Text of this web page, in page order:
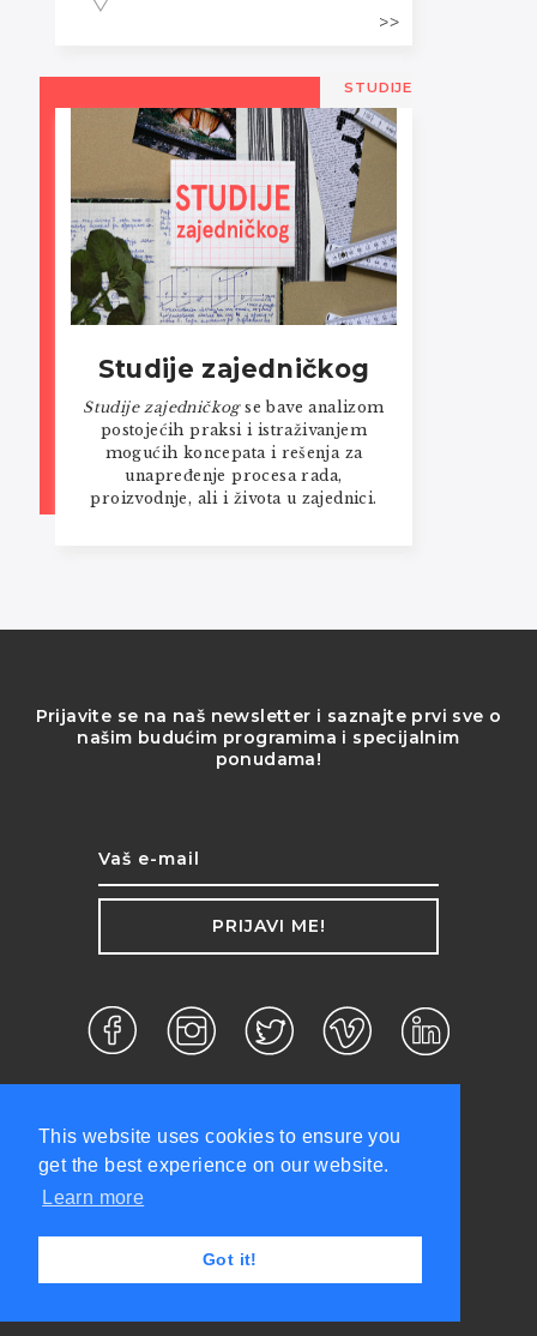
This website uses cookies to ensure you
get the best experience on our website.
Learn more
Got it!
STUDIJE
Studije zajedničkog
Studije zajedničkogse bave analizom
postojećih praksi i istraživanjem
mogućih koncepata i rešenja za
unapređenje procesa rada,
proizvodnje, ali i života u zajednici.
Prijavite se na naš newsletter i saznajte prvi sve o
našim budućim programima i specijalnim
ponudama!
PRIJAVI ME!